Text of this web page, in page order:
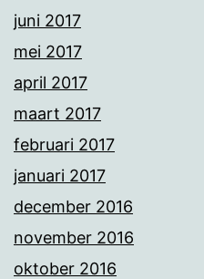
juni 2017
mei 2017
april 2017
maart 2017
februari 2017
januari 2017
december 2016
november 2016
oktober 2016